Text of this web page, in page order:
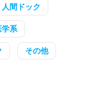
間ドック
学系
その他